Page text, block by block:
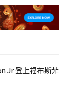
Jr 登上福布斯菲